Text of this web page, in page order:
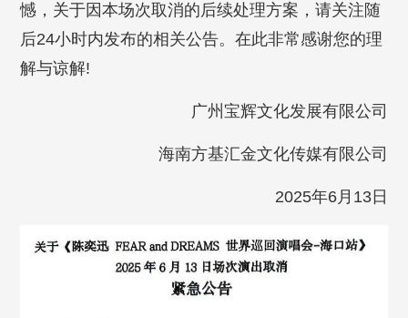
憾，关于因本场次取消的后续处理方案，请关注随
后24小时内发布的相关公告。在此非常感谢您的理
解与谅解!
广州宝辉文化发展有限公司
海南方基汇金文化传媒有限公司
2025年6月13日